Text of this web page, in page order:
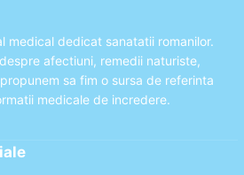
medical dedicat sanatatii romanilor.
afectiuni, remedii naturiste,
sa fim o sursa de referinta
medicale de incredere.